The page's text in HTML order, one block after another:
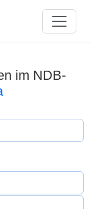
im NDB-